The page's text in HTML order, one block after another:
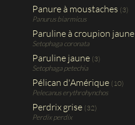
Panure à moustaches (3)
Panurus biarmicus
Paruline à croupion jaune
Setophaga coronata
Paruline jaune (3)
Setophaga petechia
Pélican d'Amérique (10)
Pelecanus erythrohynchos
Perdrix grise (32)
Perdix perdix